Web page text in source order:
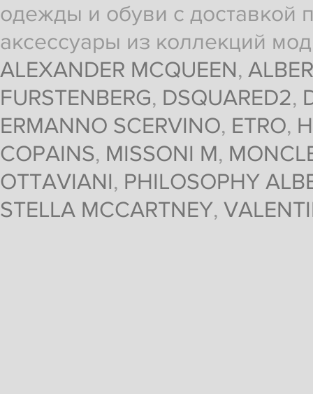
одежды и обуви с доставкой
аксессуары из коллекций
ALEXANDER MCQUEEN,
FURSTENBERG, DSQUARED2,
ERMANNO SCERVINO, ETRO,
COPAINS, MISSONI M,
OTTAVIANI, PHILOSOPHY
STELLA MCCARTNEY,